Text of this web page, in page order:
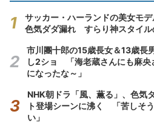
サッカー・ハーランドの美女モ
色気ダダ漏れ すらり神スタイル
市川團十郎の15歳長女＆13歳長
し2ショ 「海老蔵さんにも麻央
になったな～」
NHK朝ドラ「風、薫る」、色気
ト登場シーンに沸く 「苦しそ
い」